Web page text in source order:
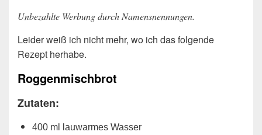
Unbezahlte Werbung durch Namensnennungen.
Leider weiß ich nicht mehr, wo ich das folgende
Rezept herhabe.
Roggenmischbrot
Zutaten:
400 ml lauwarmes Wasser